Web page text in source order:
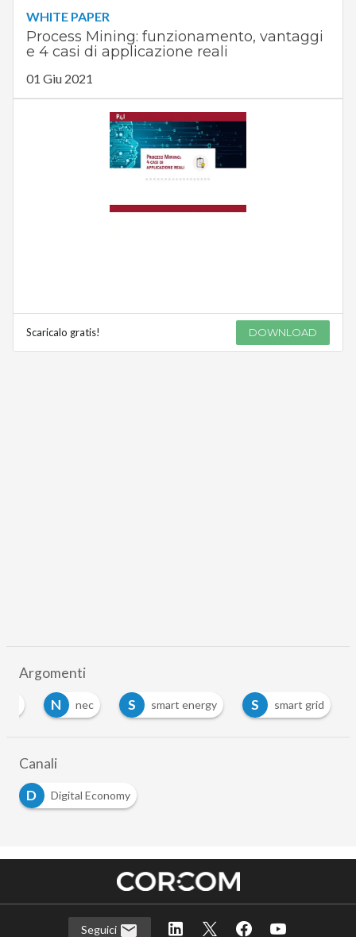
WHITE PAPER
Process Mining: funzionamento, vantaggi
e 4 casi di applicazione reali
01 Giu 2021
Scaricalo gratis! DOWNLOAD
Argomenti
N nec S smart energy S smart grid
Canali
D
Digital Economy
Seguici